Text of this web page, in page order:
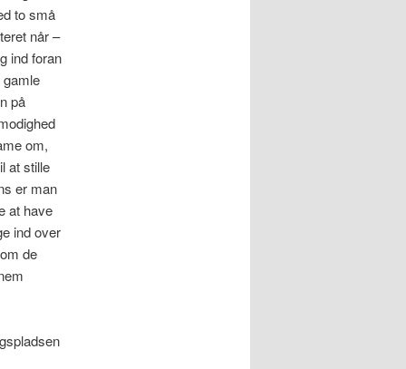
to små
når –
ind foran
gamle
på
om,
at stille
er man
at have
ind over
de